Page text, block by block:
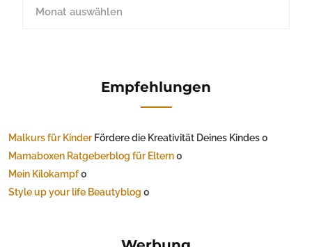
Empfehlungen
Malkurs für Kinder Fördere die Kreativität Deines Kindes 0
Mamaboxen Ratgeberblog für Eltern0
Mein Kilokampf0
Style up your life Beautyblog 0